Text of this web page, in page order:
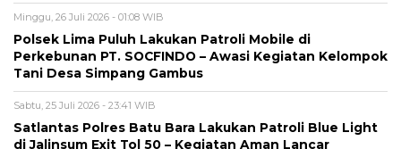
Minggu, 26 Juli 2026 - 01:08 WIB
Polsek Lima Puluh Lakukan Patroli Mobile di
Perkebunan PT. SOCFINDO – Awasi Kegiatan Kelompok
Tani Desa Simpang Gambus
Sabtu, 25 Juli 2026 - 23:41 WIB
Satlantas Polres Batu Bara Lakukan Patroli Blue Light
di Jalinsum Exit Tol 50 – Kegiatan Aman Lancar